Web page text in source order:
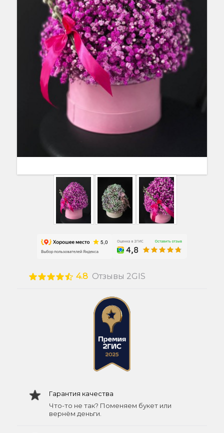
4.8 Отзывы 2GIS
Гарантия качества
Что-то не так? Поменяем букет или
вернём деньги.